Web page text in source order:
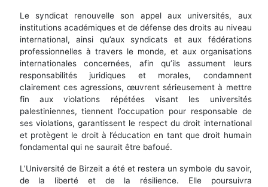
Le syndicat renouvelle son appel aux universités, aux
institutions académiques et de défense des droits au niveau
international, ainsi qu’aux syndicats et aux fédérations
professionnelles à travers le monde, et aux organisations
internationales concernées, afin qu’ils assument leurs
responsabilités juridiques et morales, condamnent
clairement ces agressions, œuvrent sérieusement à mettre
fin aux violations répétées visant les universités
palestiniennes, tiennent l’occupation pour responsable de
ses violations, garantissent le respect du droit international
et protègent le droit à l’éducation en tant que droit humain
fondamental qui ne saurait être bafoué.
L’Université de Birzeit a été et restera un symbole du savoir,
de la liberté et de la résilience. Elle poursuivra